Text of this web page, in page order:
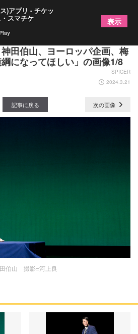
ＳｋｙシアターＭＢＳ」お披
田伯山、ヨーロッパ企画、梅
になってほしい」の画像1/8
SPICER
2024.3.21
記事に戻る 次の画像
伯山 撮影=河上良
)アプリ - チケッ
スマチケ 表示